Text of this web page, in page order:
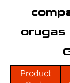
orugas
Product